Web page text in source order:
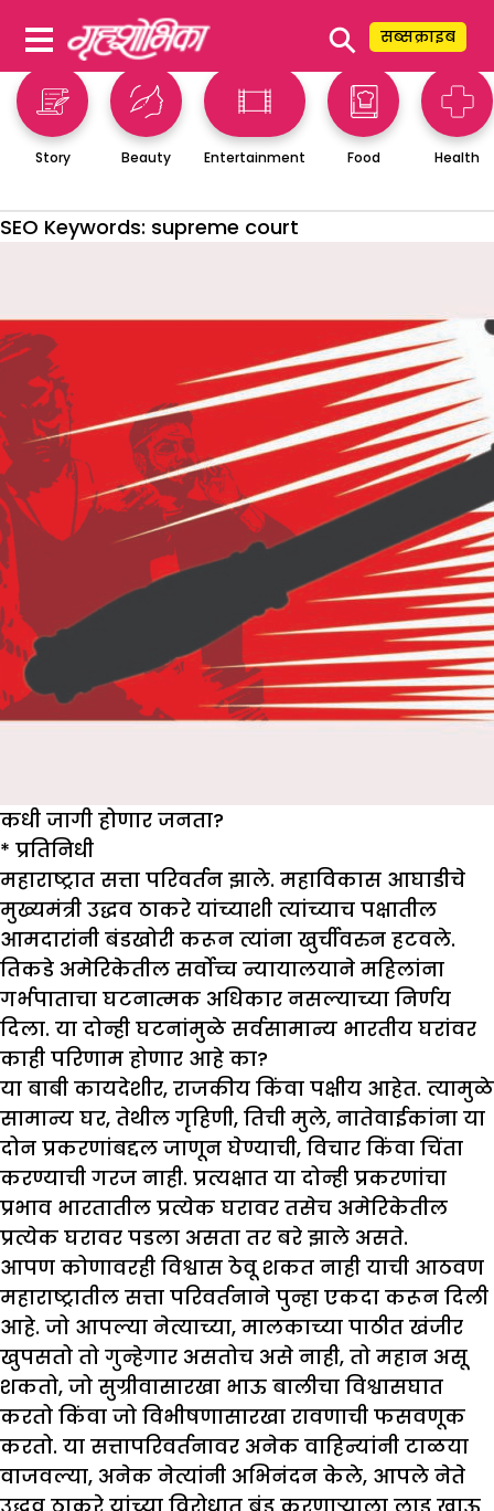
⚲ सब्सक्राइब
Story Beauty Entertainment Food Health
SEO Keywords: supreme court
कधी जागी होणार जनता?
* प्रतिनिधी
महाराष्ट्रात सत्ता परिवर्तन झाले. महाविकास आघाडीचे
मुख्यमंत्री उद्धव ठाकरे यांच्याशी त्यांच्याच पक्षातील
आमदारांनी बंडखोरी करून त्यांना खुर्चीवरुन हटवले.
तिकडे अमेरिकेतील सर्वोच्च न्यायालयाने महिलांना
गर्भपाताचा घटनात्मक अधिकार नसल्याच्या निर्णय
दिला. या दोन्ही घटनांमुळे सर्वसामान्य भारतीय घरांवर
काही परिणाम होणार आहे का?
या बाबी कायदेशीर, राजकीय किंवा पक्षीय आहेत. त्यामुळे
सामान्य घर, तेथील गृहिणी, तिची मुले, नातेवाईकांना या
दोन प्रकरणांबद्दल जाणून घेण्याची, विचार किंवा चिंता
करण्याची गरज नाही. प्रत्यक्षात या दोन्ही प्रकरणांचा
प्रभाव भारतातील प्रत्येक घरावर तसेच अमेरिकेतील
प्रत्येक घरावर पडला असता तर बरे झाले असते.
आपण कोणावरही विश्वास ठेवू शकत नाही याची आठवण
महाराष्ट्रातील सत्ता परिवर्तनाने पुन्हा एकदा करून दिली
आहे. जो आपल्या नेत्याच्या, मालकाच्या पाठीत खंजीर
खुपसतो तो गुन्हेगार असतोच असे नाही, तो महान असू
शकतो, जो सुग्रीवासारखा भाऊ बालीचा विश्वासघात
करतो किंवा जो विभीषणासारखा रावणाची फसवणूक
करतो. या सत्तापरिवर्तनावर अनेक वाहिन्यांनी टाळया
वाजवल्या, अनेक नेत्यांनी अभिनंदन केले, आपले नेते